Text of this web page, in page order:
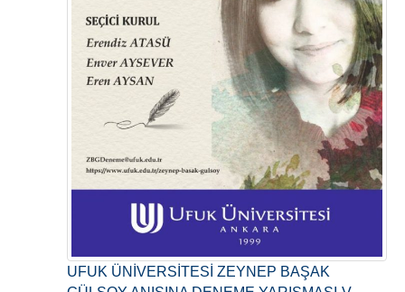
UFUK ÜNİVERSİTESİ ZEYNEP BAŞAK